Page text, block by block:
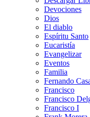
Devociones
Dios
El diablo
Espíritu Santo
Eucaristía
Evangelizar
Eventos
Familia
Fernando
Francisco
Francisco
Francisco I